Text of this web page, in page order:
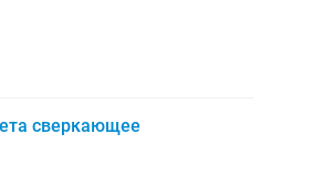
сверкающее